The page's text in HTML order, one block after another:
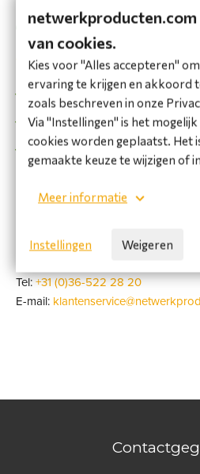
Voeg toe aan favorieten
Voor 16:00 uur besteld,
Gratis verzending vanaf
Spoed levering? Neem
Specificaties
Heeft u een vraag over dit
Neem contact op met de afdeling
Tel:+31 (0)36-522 28 20
E-mail:
van cookies.
Kies voor "Alles accepteren"
ervaring te krijgen en akkoord
zoals beschreven in onze
Via "Instellingen" is het
cookies worden geplaatst. Het
gemaakte keuze te wijzigen of
Meer informatie
Instellingen Weigeren